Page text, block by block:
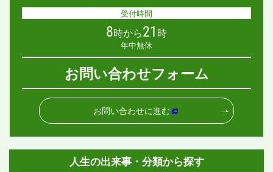
受付時間
8時から21 時
年中無休
お問い合わせフォーム
お問い合わせに進む
人生の出来事・分類から探す